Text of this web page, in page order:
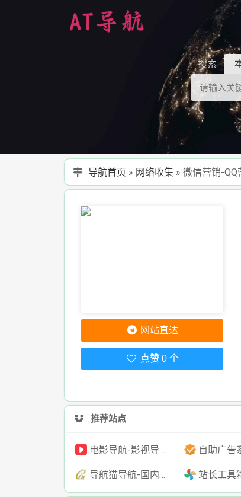
搜索
导航首页 » 网络收集 »微信营销-
网站直达
点赞 0 个
推荐站点
电影导航-影视导航-电影搜索-影视搜索-电影站收录 自助广告系统-自助广告源
导航猫导航-国内专业的技术资源网分类平台 站长工具